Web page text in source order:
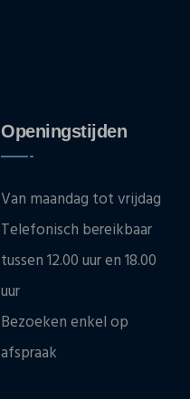
Openingstijden
Van maandag tot vrijdag
Telefonisch bereikbaar
tussen 12.00 uur en 18.00
uur
Bezoeken enkel op
afspraak